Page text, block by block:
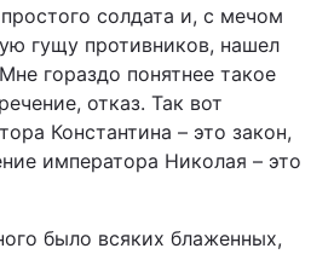
солдата и, с мечом
гущу противников, нашел
гораздо понятнее такое
отказ. Так вот
Константина – это закон,
императора Николая – это
было всяких блаженных,